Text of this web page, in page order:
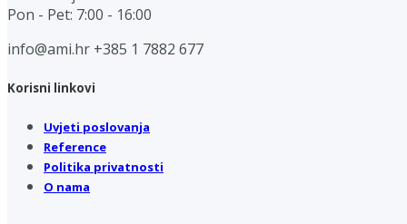
Pon - Pet: 7:00 - 16:00
info@ami.hr +385 1 7882 677
Korisni linkovi
Uvjeti poslovanja
Reference
Politika privatnosti
O nama